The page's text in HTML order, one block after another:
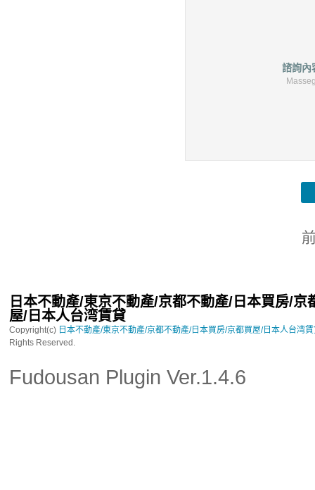
諮詢內
日本不動產/東京不動產/京都不動產/日本買房/京
屋/日本人台湾賃貸
Copyright(c) 日本不動產/東京不動產/京都不動產/日本買房/京都買屋/日本人台湾
Rights Reserved.
Fudousan Plugin Ver.1.4.6